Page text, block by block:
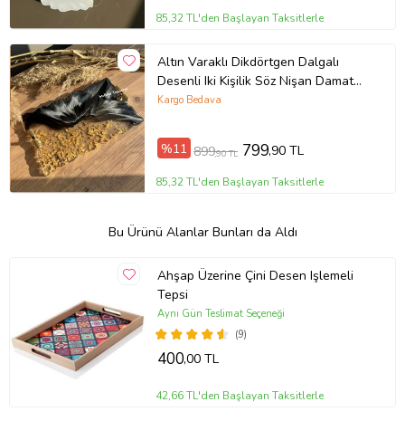
85,32 TL'den Başlayan Taksitlerle
Altın Varaklı Dikdörtgen Dalgalı
Desenli Iki Kişilik Söz Nişan Damat
Epoksi Sunum Tepsisi (Altın-Siyah)
Kargo Bedava
%11 899,90 TL 799,90 TL
85,32 TL'den Başlayan Taksitlerle
Bu Ürünü Alanlar Bunları da Aldı
Ahşap Üzerine Çini Desen Işlemeli
Tepsi
(9)
Aynı Gün Teslimat Seçeneği
400,00 TL
42,66 TL'den Başlayan Taksitlerle